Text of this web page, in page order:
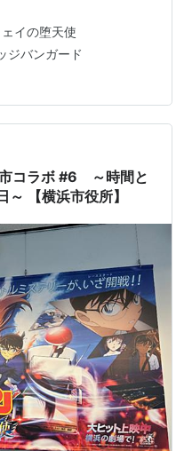
なりヘロヘロな状態に
憩を入れていて、なん
（笑）。 桜木町駅周辺
ープウェイ
車が一番早いのでしょう
イの堕天使
ジバンガード
コラボ #6 ～時間と
～ 【横浜市役所】